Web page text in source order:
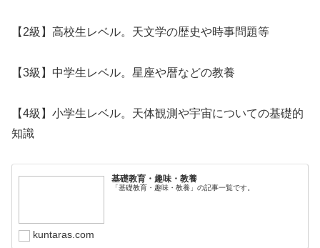
【2級】高校生レベル。天文学の歴史や時事問題等
【3級】中学生レベル。星座や暦などの教養
【4級】小学生レベル。天体観測や宇宙についての基礎的
知識
基礎教育・趣味・教養
「基礎教育・趣味・教養」の記事一覧です。
kuntaras.com